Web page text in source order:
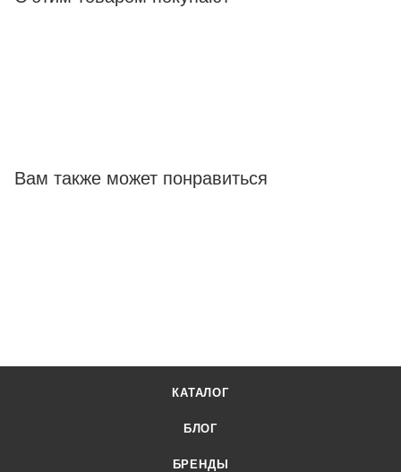
товаров и выгодные цены. Салатник Bonna Ретро 850 мл
коричневый край, форма Ванто от официального
Вам также может понравиться
КАТАЛОГ
БЛОГ
БРЕНДЫ